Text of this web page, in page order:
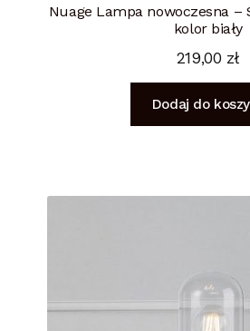
Nuage Lampa nowoczesna –
kolor biały
219,00 zł
Dodaj do